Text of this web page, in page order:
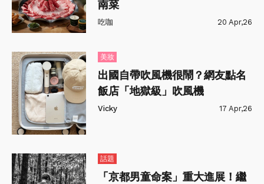
南菜
吃咖 20 Apr,26
美妝
出國自帶吹風機很鬧？網友點名
飯店「地獄級」吹風機
Vicky 17 Apr,26
話題
「京都男童命案」重大進展！繼